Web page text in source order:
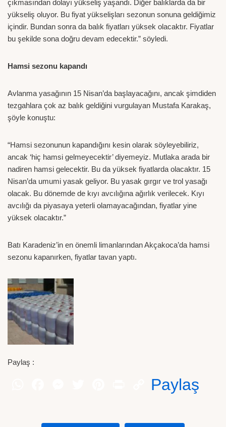
çıkmasından dolayı yükseliş yaşandı. Diğer balıklarda da bir
yükseliş oluyor. Bu fiyat yükselişları sezonun sonuna geldiğimiz
içindir. Bundan sonra da balık fiyatları yüksek olacaktır. Fiyatlar
bu şekilde sona doğru devam edecektir.” söyledi.
Hamsi sezonu kapandı
Avlanma yasağının 15 Nisan’da başlayacağını, ancak şimdiden
tezgahlara çok az balık geldiğini vurgulayan Mustafa Karakaş,
şöyle konuştu:
“Hamsi sezonunun kapandığını kesin olarak söyleyebiliriz,
ancak ‘hiç hamsi gelmeyecektir’ diyemeyiz. Mutlaka arada bir
nadiren hamsi gelecektir. Bu da yüksek fiyatlarda olacaktır. 15
Nisan’da umumi yasak geliyor. Bu yasak gırgır ve trol yasağı
olacak. Bu dönemde de kıyı avcılığına ağırlık verilecek. Kıyı
avcılığı da piyasaya yeterli olamayacağından, fiyatlar yine
yüksek olacaktır.”
Batı Karadeniz’in en önemli limanlarından Akçakoca’da hamsi
sezonu kapanırken, fiyatlar tavan yaptı.
Paylaş :
Paylaş